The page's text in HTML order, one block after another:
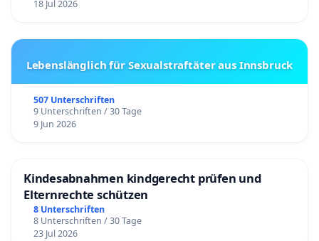
18 Jul 2026
Lebenslänglich für Sexualstraftäter aus Innsbruck
507 Unterschriften
9 Unterschriften / 30 Tage
9 Jun 2026
Kindesabnahmen kindgerecht prüfen und
Elternrechte schützen
8 Unterschriften
8 Unterschriften / 30 Tage
23 Jul 2026